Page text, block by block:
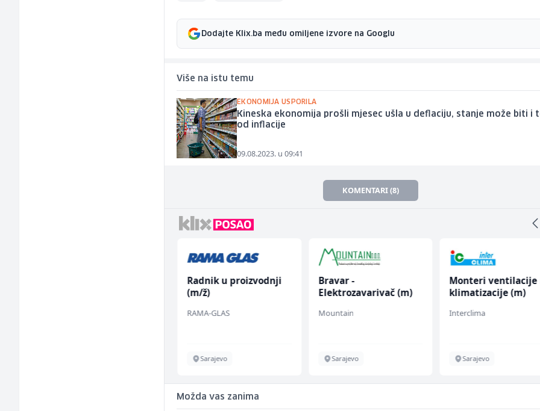
Dodajte Klix.ba među omiljene izvore na Googlu
Više na istu temu
EKONOMIJA USPORILA
Kineska ekonomija prošli mjesec ušla u deflaciju, stanje može biti i
od inflacije
09.08.2023. u 09:41
KOMENTARI (8)
Radnik u proizvodnji
(m/ž)
RAMA-GLAS
Sarajevo
Bravar -
Elektrozavarivač (m)
Mountain
Sarajevo
Monteri ventilacije
klimatizacije (m)
Interclima
Sarajevo
Možda vas zanima